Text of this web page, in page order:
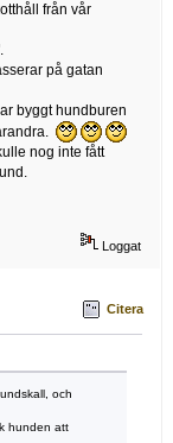
från vår
på gatan
byggt hundburen
nog inte fått
Loggat
Citera
och
hunden att